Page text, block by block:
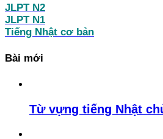
JLPT N2
JLPT N1
Tiếng Nhật cơ bản
Bài mới
Từ vựng tiếng Nhật